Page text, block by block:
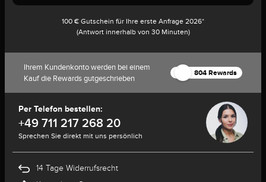
100 € Gutschein für Ihre erste Anfrage 2026*
(Antwort innerhalb von 30 Minuten)
Ihrem Kundenkonto werden bei einem
Kauf die Rewards gutgeschrieben
804 Rewards
Per Telefon bestellen:
+49 711 217 268 20
Sprechen Sie direkt mit uns persönlich
14 Tage Widerrufsrecht